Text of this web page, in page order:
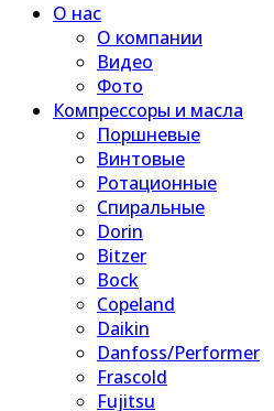
О нас
О компании
Видео
Фото
Компрессоры и масла
Поршневые
Винтовые
Ротационные
Спиральные
Dorin
Bitzer
Bock
Copeland
Daikin
Danfoss/Performer
Frascold
Fujitsu